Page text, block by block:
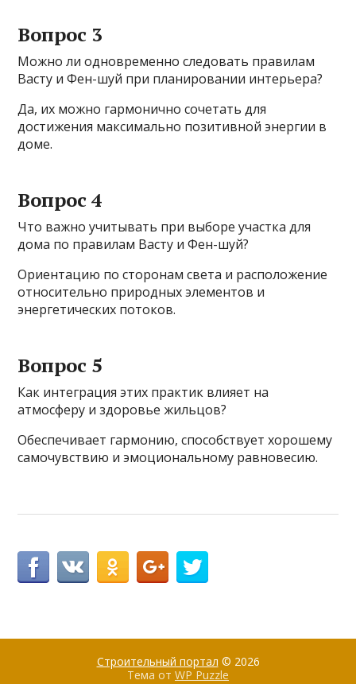
Вопрос 3
Можно ли одновременно следовать правилам
Васту и Фен-шуй при планировании интерьера?
Да, их можно гармонично сочетать для
достижения максимально позитивной энергии в
доме.
Вопрос 4
Что важно учитывать при выборе участка для
дома по правилам Васту и Фен-шуй?
Ориентацию по сторонам света и расположение
относительно природных элементов и
энергетических потоков.
Вопрос 5
Как интеграция этих практик влияет на
атмосферу и здоровье жильцов?
Обеспечивает гармонию, способствует хорошему
самочувствию и эмоциональному равновесию.
Строительный портал © 2026
Тема от WP Puzzle